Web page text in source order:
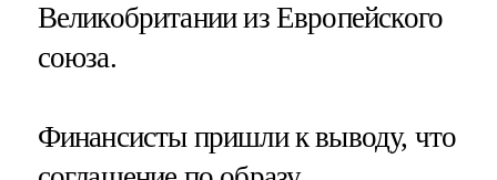
Великобритании из Европейского
союза.
Финансисты пришли к выводу, что